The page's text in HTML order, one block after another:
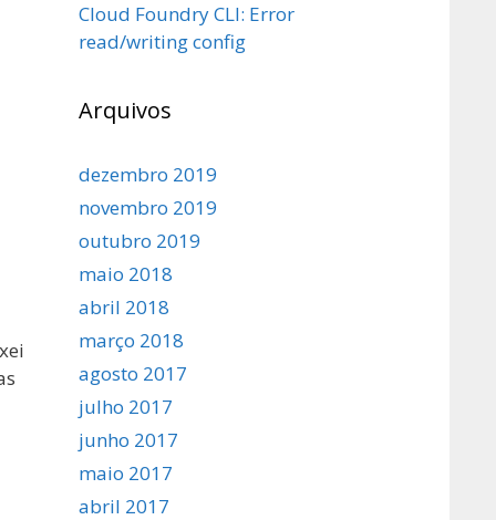
Cloud Foundry CLI: Error
read/writing config
Arquivos
dezembro 2019
novembro 2019
outubro 2019
maio 2018
abril 2018
março 2018
agosto 2017
julho 2017
junho 2017
maio 2017
abril 2017